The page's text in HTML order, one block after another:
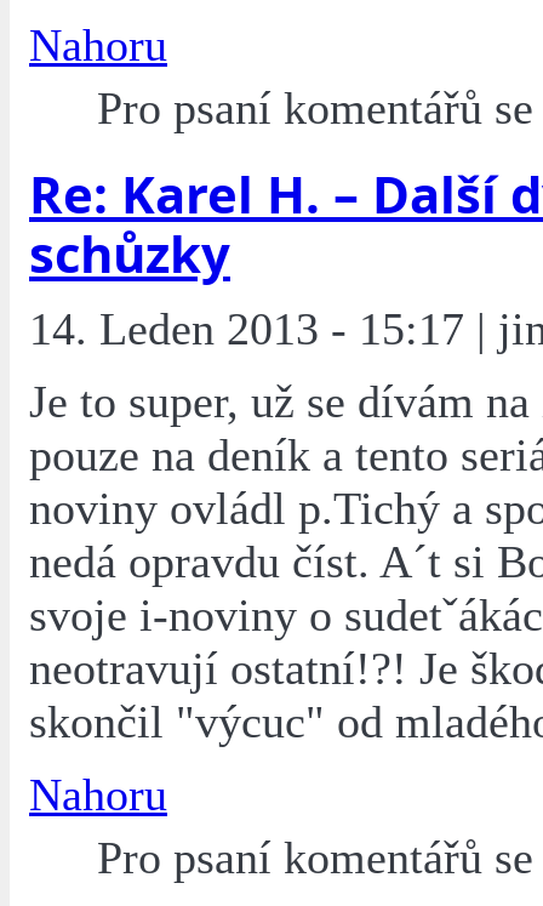
Nahoru
Pro psaní komentářů
Re: Karel H. – Další
schůzky
14. Leden 2013 - 15:17 |
Je to super, už se dívám
pouze na deník a tento
noviny ovládl p.Tichý a
nedá opravdu číst. A´t si
svoje i-noviny o
neotravují ostatní!?! Je
skončil "výcuc" od
Nahoru
Pro psaní komentářů